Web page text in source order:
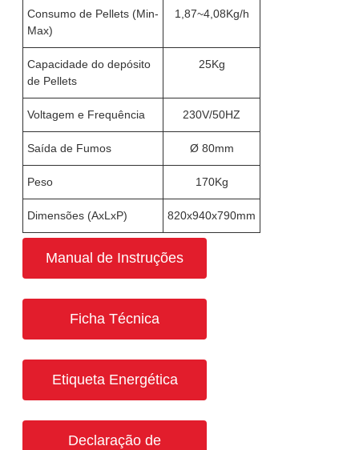
Consumo de Pellets (Min-
Max)
1,87~4,08Kg/h
Capacidade do depósito
de Pellets
25Kg
Voltagem e Frequência 230V/50HZ
Saída de Fumos Ø 80mm
Peso 170Kg
Dimensões (AxLxP) 820x940x790mm
Manual de Instruções
Ficha Técnica
Etiqueta Energética
Declaração de